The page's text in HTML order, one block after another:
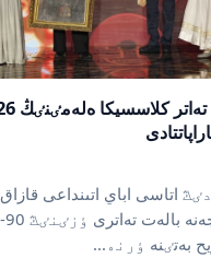
اباي اتىنداعى
اتاسى اباي اتىنداعى قازاق
بەتٸنە ٶرنە...